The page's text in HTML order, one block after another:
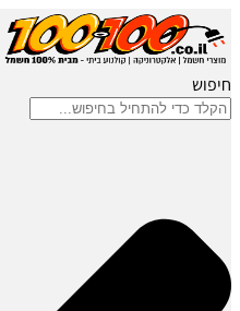
חיפוש